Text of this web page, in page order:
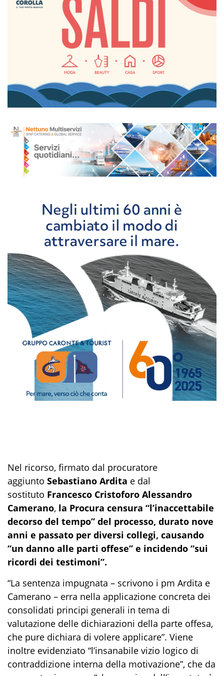
Nel ricorso, firmato dal procuratore
aggiunto Sebastiano Ardita e dal
sostituto Francesco Cristoforo Alessandro
Camerano, la Procura censura “l’inaccettabile
decorso del tempo” del processo, durato nove
anni e passato per diversi collegi, causando
“un danno alle parti offese” e incidendo “sui
ricordi dei testimoni”.
“La sentenza impugnata – scrivono i pm Ardita e
Camerano – erra nella applicazione concreta dei
consolidati principi generali in tema di
valutazione delle dichiarazioni della parte offesa,
che pure dichiara di volere applicare”. Viene
inoltre evidenziato “l’insanabile vizio logico di
contraddizione interna della motivazione”, che da